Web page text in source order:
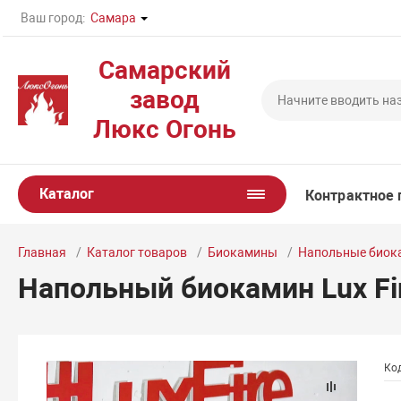
Ваш город: Самара
Самарский
завод
Люкс Огонь
Каталог Контрактное
Главная Каталог товаров Биокамины Напольные
Напольный биокамин Lux